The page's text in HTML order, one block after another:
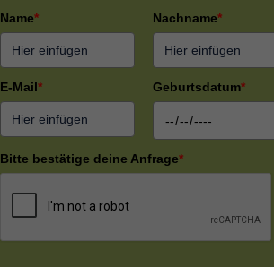
Name* Nachname*
E-Mail* Geburtsdatum*
Bitte bestätige deine Anfrage*